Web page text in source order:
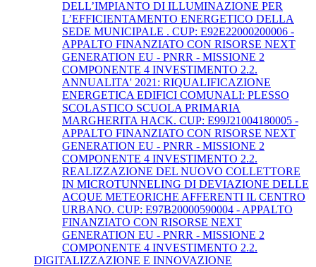
DELL’IMPIANTO DI ILLUMINAZIONE PER
L’EFFICIENTAMENTO ENERGETICO DELLA
SEDE MUNICIPALE . CUP: E92E22000200006 -
APPALTO FINANZIATO CON RISORSE NEXT
GENERATION EU - PNRR - MISSIONE 2
COMPONENTE 4 INVESTIMENTO 2.2.
ANNUALITA' 2021: RIQUALIFICAZIONE
ENERGETICA EDIFICI COMUNALI: PLESSO
SCOLASTICO SCUOLA PRIMARIA
MARGHERITA HACK. CUP: E99J21004180005 -
APPALTO FINANZIATO CON RISORSE NEXT
GENERATION EU - PNRR - MISSIONE 2
COMPONENTE 4 INVESTIMENTO 2.2.
REALIZZAZIONE DEL NUOVO COLLETTORE
IN MICROTUNNELING DI DEVIAZIONE DELLE
ACQUE METEORICHE AFFERENTI IL CENTRO
URBANO. CUP: E97B20000590004 - APPALTO
FINANZIATO CON RISORSE NEXT
GENERATION EU - PNRR - MISSIONE 2
COMPONENTE 4 INVESTIMENTO 2.2.
DIGITALIZZAZIONE E INNOVAZIONE